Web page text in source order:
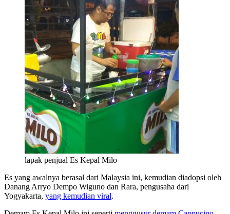
lapak penjual Es Kepal Milo
Es yang awalnya berasal dari Malaysia ini, kemudian diadopsi oleh
Danang Arryo Dempo Wiguno dan Rara, pengusaha dari
Yogyakarta, yang kemudian viral.